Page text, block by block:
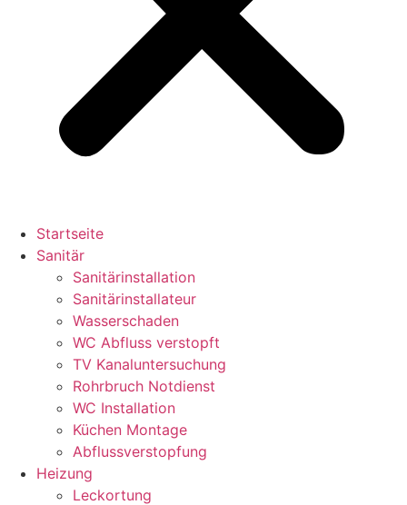
Startseite
Sanitär
Sanitärinstallation
Sanitärinstallateur
Wasserschaden
WC Abfluss verstopft
TV Kanaluntersuchung
Rohrbruch Notdienst
WC Installation
Küchen Montage
Abflussverstopfung
Heizung
Leckortung